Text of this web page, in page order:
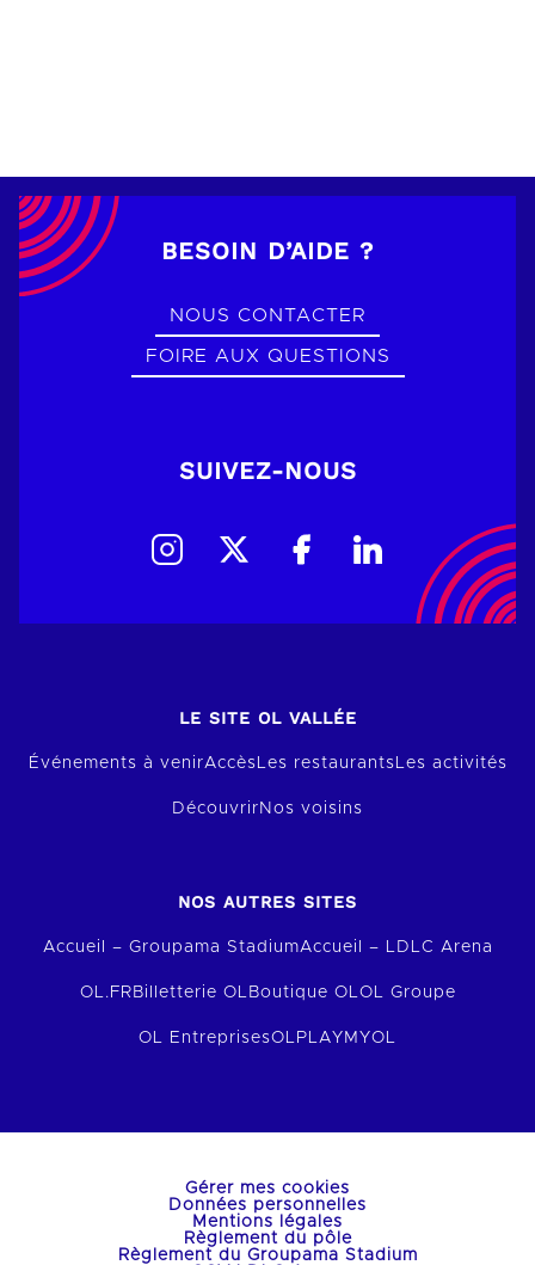
BESOIN D’AIDE ?
NOUS CONTACTER
FOIRE AUX QUESTIONS
SUIVEZ-NOUS
LE SITE OL VALLÉE
Événements à venirAccèsLes restaurantsLes activités
Découvrir Nos voisins
NOS AUTRES SITES
Accueil – Groupama StadiumAccueil – LDLC Arena
OL.FR Billetterie OL Boutique OLOL Groupe
OL EntreprisesOLPLAY MYOL
Gérer mes cookies
Données personnelles
Mentions légales
Règlement du pôle
Règlement du Groupama Stadium